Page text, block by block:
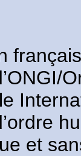
et